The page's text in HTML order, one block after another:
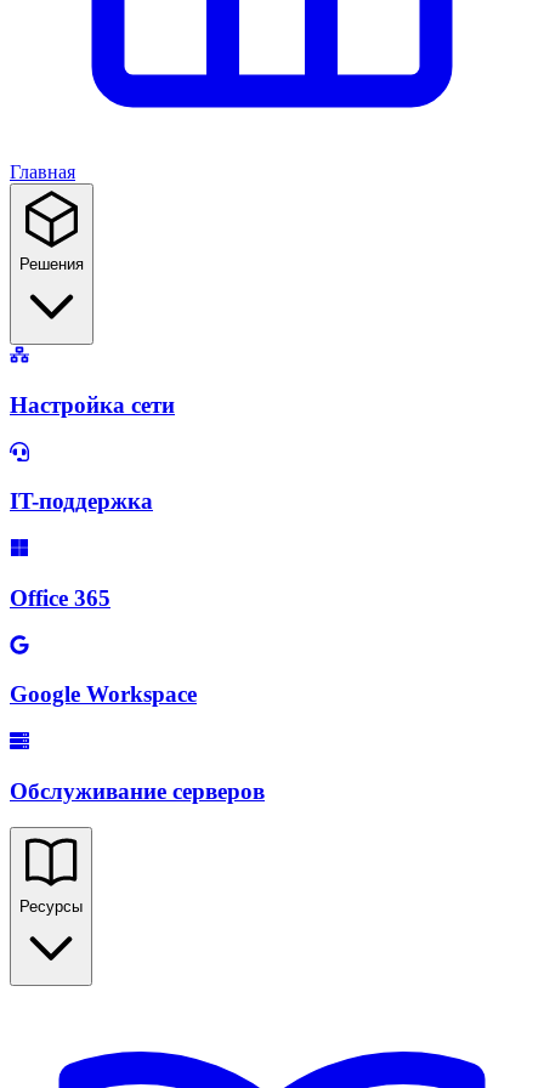
Главная
Решения
Настройка сети
IT-поддержка
Office 365
Google Workspace
Обслуживание серверов
Ресурсы